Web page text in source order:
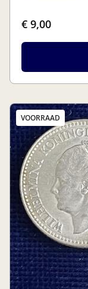
€ 9,00
VOORRAAD